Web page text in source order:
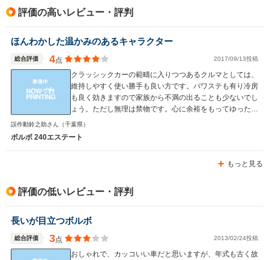
駆動方式 FR
評価の高いレビュー・評判
ほんわかした温かみのあるキャラクター
総合評価 4点 2017/09/13投稿
クラッシックカーの範疇に入りつつあるクルマとしては、
維持しやすく使い勝手も良い方です。パワステも有り冷房
も良く効きますので家族から不満の出ることも少ないでし
ょう。ただし無理は禁物です。心に余裕をもってゆったり
走る方が240と云うクルマ自体の良さが良く分かります。
誤作動鈴之助さん （千葉県）
ボルボ 240エステート
もっと見る
評価の低いレビュー・評判
長いが目立つボルボ
総合評価 3点 2013/02/24投稿
おしゃれで、カッコいい車だと思いますが、年式も古く故